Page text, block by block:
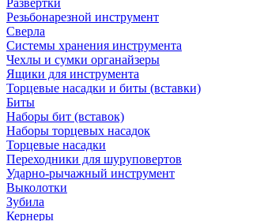
Развертки
Резьбонарезной инструмент
Сверла
Системы хранения инструмента
Чехлы и сумки органайзеры
Ящики для инструмента
Торцевые насадки и биты (вставки)
Биты
Наборы бит (вставок)
Наборы торцевых насадок
Торцевые насадки
Переходники для шуруповертов
Ударно-рычажный инструмент
Выколотки
Зубила
Кернеры